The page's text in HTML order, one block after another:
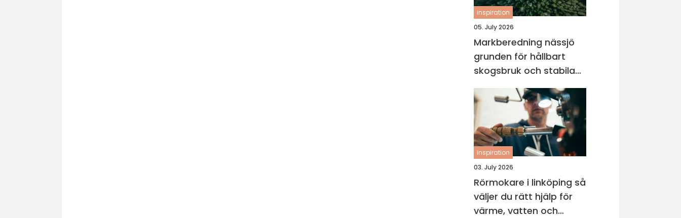
inspiration
05. July 2026
Markberedning nässjö
grunden för hållbart
skogsbruk och stabila
markprojekt
inspiration
03. July 2026
Rörmokare i linköping så
väljer du rätt hjälp för
värme, vatten och